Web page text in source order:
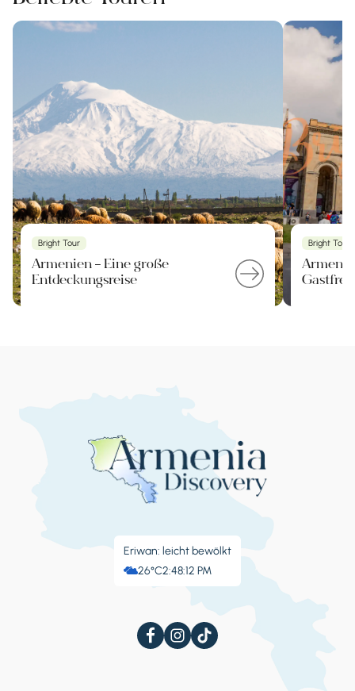
Bright Tour
Armenien – Eine große
Entdeckungsreise
Bright Tour
Eriwan: leicht bewölkt
26°C2:48:13 PM